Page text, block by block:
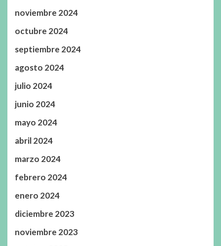
noviembre 2024
octubre 2024
septiembre 2024
agosto 2024
julio 2024
junio 2024
mayo 2024
abril 2024
marzo 2024
febrero 2024
enero 2024
diciembre 2023
noviembre 2023